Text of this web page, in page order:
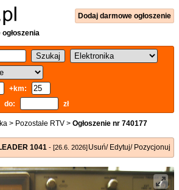
Dodaj darmowe ogłoszenie
ogłoszenia
+km:
do: zł
> Pozostałe RTV > Ogłoszenie nr 740177
1041 - [26.6. 2026]Usuń/ Edytuj/ Pozycjonuj